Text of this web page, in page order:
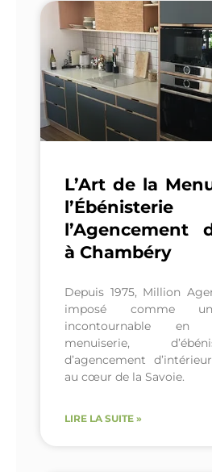
L’Art de la
l’Agencement
à Chambéry
Depuis 1975, Million
imposé comme
incontournable en
menuiserie,
d’agencement
au cœur de la Savoie.
LIRE LA SUITE »